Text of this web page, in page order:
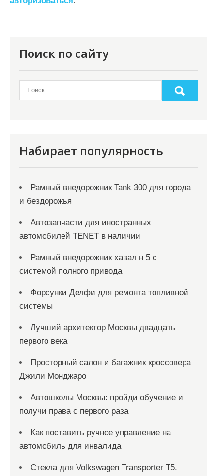
Поиск по сайту
Набирает популярность
Рамный внедорожник Tank 300 для города
и бездорожья
Автозапчасти для иностранных
автомобилей TENET в наличии
Рамный внедорожник хавал н 5 с
системой полного привода
Форсунки Делфи для ремонта топливной
системы
Лучший архитектор Москвы двадцать
первого века
Просторный салон и багажник кроссовера
Джили Монджаро
Автошколы Москвы: пройди обучение и
получи права с первого раза
Как поставить ручное управление на
автомобиль для инвалида
Стекла для Volkswagen Transporter T5.